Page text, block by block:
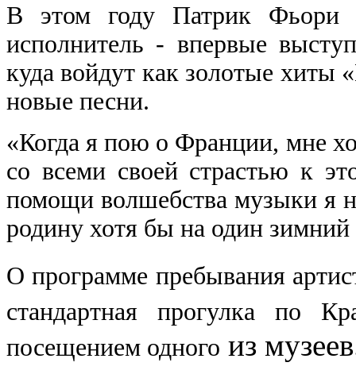
В этом году Патрик Фьори
исполнитель - впервые
куда войдут как золотые хиты
новые песни.
«Когда я пою о Франции, мне
со всеми своей страстью к
помощи волшебства музыки я
родину хотя бы на один зимний
О программе пребывания
стандартная прогулка по
посещением одного из